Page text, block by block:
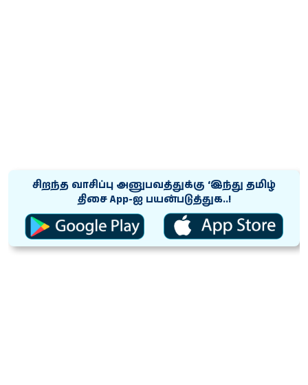
சிறந்த வாசிப்பு அனுபவத்துக்கு ‘இந்து தமிழ்
திசை App-ஐ பயன்படுத்துக..!